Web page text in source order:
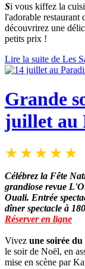
Si vous kiffez la
l'adorable restaurant
découvrirez une
petits prix !
Lire la suite de Les
Grande
juillet au
Célébrez la Fête
grandiose revue
Ouali. Entrée
dîner spectacle à
Réserver en ligne
Vivez une soirée
le soir de Noël, en
mise en scène par